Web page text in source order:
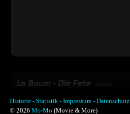
La Boum - Die Fete
Historie - Statistik - Impressum - Datenschutz
© 2026 Mo-Mo (Movie & More)